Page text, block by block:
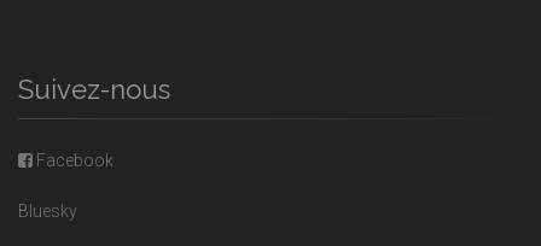
Suivez-nous
Facebook
Bluesky